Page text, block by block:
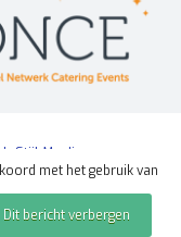
InStijl Media
Policy|Sitemap |
met het gebruik van
Dit bericht verbergen